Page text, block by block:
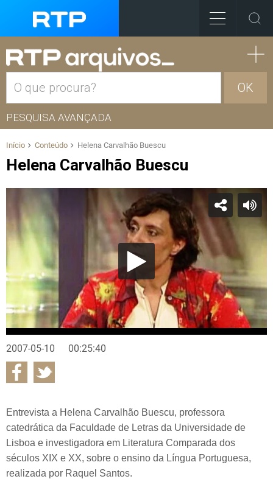
OK
PESQUISA AVANÇADA
Início Conteúdo Helena Carvalhão Buescu
Helena Carvalhão Buescu
2007-05-10 00:25:40
Entrevista a Helena Carvalhão Buescu, professora
catedrática da Faculdade de Letras da Universidade de
Lisboa e investigadora em Literatura Comparada dos
séculos XIX e XX, sobre o ensino da Língua Portuguesa,
realizada por Raquel Santos.